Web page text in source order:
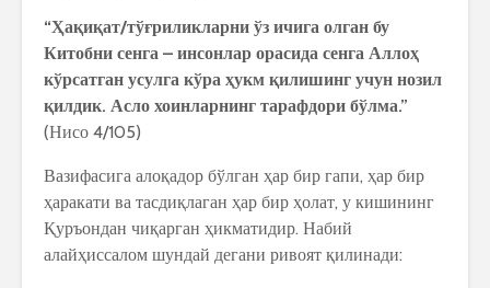
“Ҳақиқат/тўғриликларни ўз ичига олган бу
Китобни сенга – инсонлар орасида сенга Аллоҳ
кўрсатган усулга кўра ҳукм қилишинг учун нозил
қилдик. Асло хоинларнинг тарафдори бўлма.”
(Нисо 4/105)
Вазифасига алоқадор бўлган ҳар бир гапи, ҳар бир
ҳаракати ва тасдиқлаган ҳар бир ҳолат, у кишининг
Қуръондан чиқарган ҳикматидир. Набий
алайҳиссалом шундай дегани ривоят қилинади: